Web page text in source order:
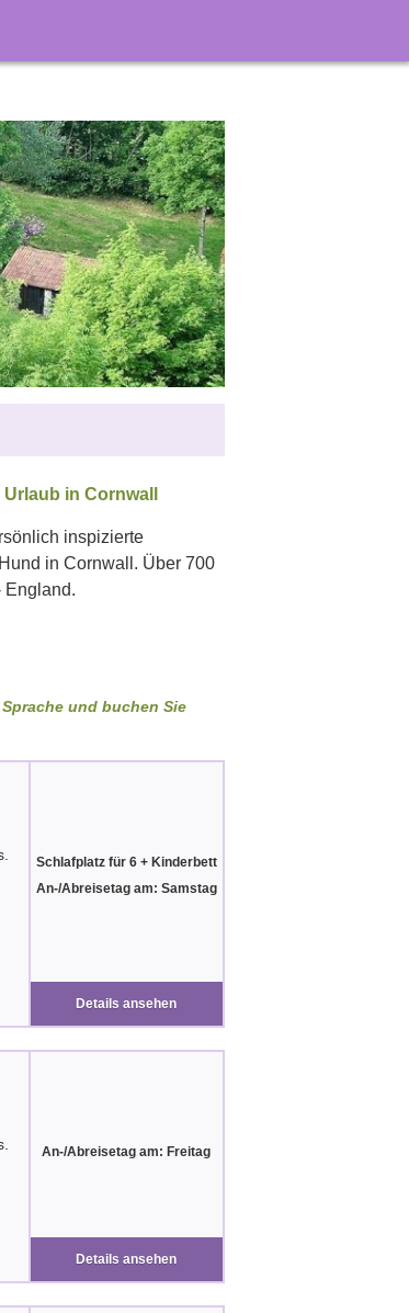
in Cornwall
inspizierte
in Cornwall. Über 700
England.
und buchen Sie
Schlafplatz für 6 + Kinderbett
An-/Abreisetag am: Samstag
Details ansehen
An-/Abreisetag am: Freitag
Details ansehen